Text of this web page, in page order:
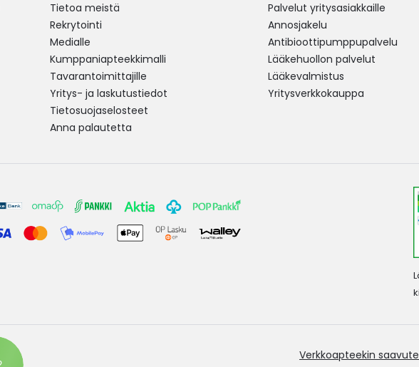
Tietoa meistä
Rekrytointi
Medialle
Kumppaniapteekkimalli
Tavarantoimittajille
Yritys- ja laskutustiedot
Tietosuojaselosteet
Anna palautetta
Palvelut yritysasiakkaille
Annosjakelu
Antibioottipumppupalvelu
Lääkehuollon palvelut
Lääkevalmistus
Yritysverkkokauppa
Verkkoapteekin